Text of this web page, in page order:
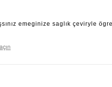
emeginize saglık çeviryle